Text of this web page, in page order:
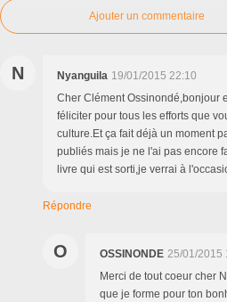
Ajouter un commentaire
N Nyanguila 19/01/2015 22:10
Cher Clément Ossinondé,bonjour
féliciter pour tous les efforts que
culture.Et ça fait déjà un moment
publiés mais je ne l'ai pas encore
livre qui est sorti,je verrai à
Répondre
O OSSINONDE 25/01/2015
Merci de tout coeur cher
que je forme pour ton